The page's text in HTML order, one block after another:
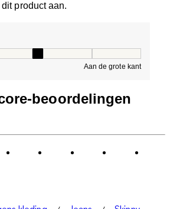
product aan.
Aan de grote kant
beoordelingen